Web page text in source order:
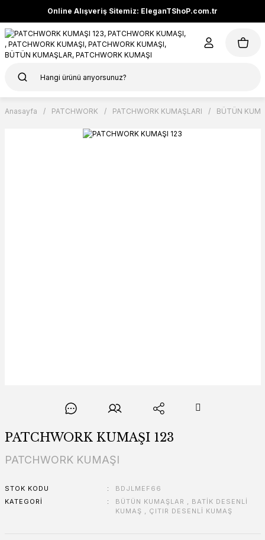
Online Alışveriş Sitemiz: EleganTShoP.com.tr
Anasayfa PATCHWORK PATCHWORK KUMAŞLARI BÜTÜN
PATCHWORK KUMAŞI 123
PATCHWORK KUMAŞI
STOK KODU
BDJLMEF66
KATEGORI
BÜTÜN KUMAŞLAR , BATİK DESENLİ
KUMAŞ , ÇITIR DESENLİ KUMAŞ